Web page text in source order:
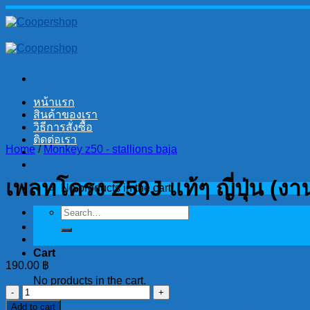
Skip
to
หน้าแรก
สินค้าของเรา
วิธีการสั่งซื้อ
ติดต่อเรา
No products in the cart.
Search
for:
Cart
No products in the cart.
Home / Monkey z50 - stallions baja
เพลทโครง Z50J แท้ๆ ญี่ปุ่น (งา
190.00 ฿
เพลท
Add to cart